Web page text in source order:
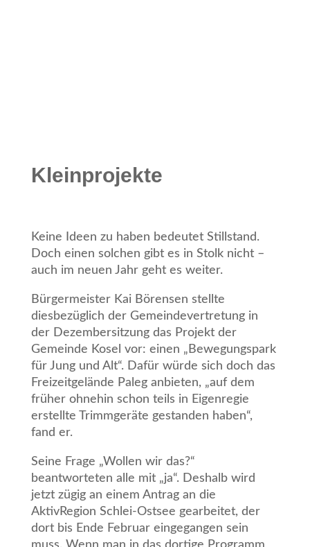
Kleinprojekte
Keine Ideen zu haben bedeutet Stillstand.
Doch einen solchen gibt es in Stolk nicht –
auch im neuen Jahr geht es weiter.
Bürgermeister Kai Börensen stellte
diesbezüglich der Gemeindevertretung in
der Dezembersitzung das Projekt der
Gemeinde Kosel vor: einen „Bewegungspark
für Jung und Alt“. Dafür würde sich doch das
Freizeitgelände Paleg anbieten, „auf dem
früher ohnehin schon teils in Eigenregie
erstellte Trimmgeräte gestanden haben“,
fand er.
Seine Frage „Wollen wir das?“
beantworteten alle mit „ja“. Deshalb wird
jetzt zügig an einem Antrag an die
AktivRegion Schlei-Ostsee gearbeitet, der
dort bis Ende Februar eingegangen sein